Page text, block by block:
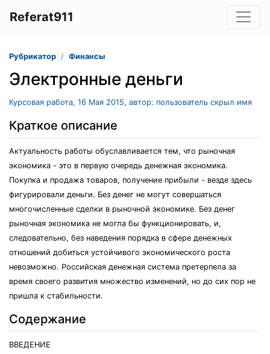
Referat911
Рубрикатор Финансы
Электронные деньги
Курсовая работа, 16 Мая 2015, автор: пользователь скрыл имя
Краткое описание
Актуальность работы обуславливается тем, что рыночная
экономика - это в первую очередь денежная экономика.
Покупка и продажа товаров, получение прибыли - везде здесь
фигурировали деньги. Без денег не могут совершаться
многочисленные сделки в рыночной экономике. Без денег
рыночная экономика не могла бы функционировать, и,
следовательно, без наведения порядка в сфере денежных
отношений добиться устойчивого экономического роста
невозможно. Российская денежная система претерпела за
время своего развития множество изменений, но до сих пор не
пришла к стабильности.
Содержание
ВВЕДЕНИЕ